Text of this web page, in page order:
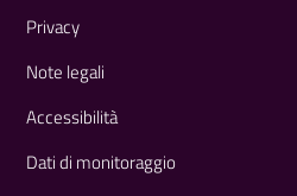
Privacy
Note legali
Accessibilità
Dati di monitoraggio